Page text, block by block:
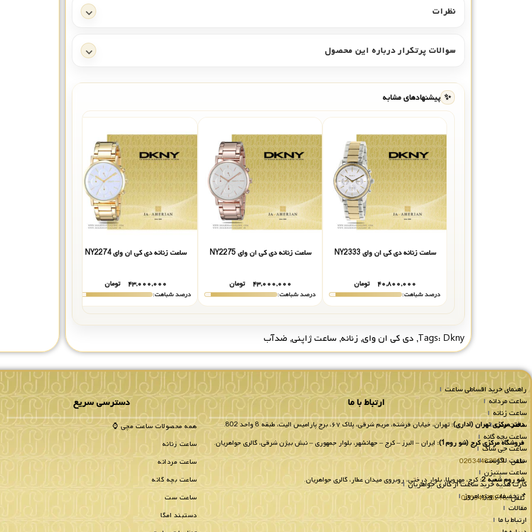
نظرات
سوالات پرتکرار درباره این محصول
✨ پیشنهادهای مشابه
ساعت زنانه دی کی ان وای NY2333
۴۰,۸۰۰,۰۰۰
تومان
درصد شباهت:
ساعت زنانه دی کی ان وای NY2275
۴۳,۰۰۰,۰۰۰
تومان
درصد شباهت:
ساعت زنانه دی کی ان وای NY2274
۴۳,۰۰۰,۰۰۰
تومان
درصد شباهت:
Tags: Dkny
, دی کی ان وای, زنانه, ساعت ژاپنی, ضدآب
راهنمای خرید اقساطی ساعت
ساعت مردانه
ساعت زنانه
ساعت ست
ساعت بچه گانه
ساعت جی شاک
ساعت لاگوست
ساعت سیتیزن
کارت هدیه خرید ساعت از گالری جواهریان
📌تخفیفات ویژه امروز
مقالات
ارتباط با ما
ارتباط با ما
دفتر مرکزی تهران (اداری):تهران، خیابان فرشته، مریم شرقی، پلاک ۶۷، برج پارامیس الیت، طبقه 8 واحد 802.
فروشگاه مرکزی کرج (شو روم1):
ایران – البرز – کرج – جهانشهر، بلوار جمهوری – نبش بیژن شرقی، گالری جواهریان.
تلفن :02634483611
شو روم شعبه 2:
کرج، مهرویلا، بلوار درختی، روبروی میدان عطار، گالری جواهریان.
تلفن:02634236218
دسترسی سریع
همه محصولات ساعت مچی ⌚
ساعت زنانه
ساعت مردانه
ساعت بچه گانه
ساعت ست
دستبند امگا